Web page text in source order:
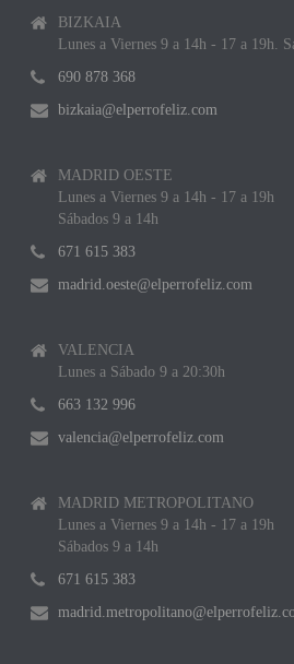
BIZKAIA
Lunes a Viernes 9 a 14h - 17 a 19h.
690 878 368
bizkaia@elperrofeliz.com
MADRID OESTE
Lunes a Viernes 9 a 14h - 17 a 19h
Sábados 9 a 14h
671 615 383
madrid.oeste@elperrofeliz.com
VALENCIA
Lunes a Sábado 9 a 20:30h
663 132 996
valencia@elperrofeliz.com
MADRID METROPOLITANO
Lunes a Viernes 9 a 14h - 17 a 19h
Sábados 9 a 14h
671 615 383